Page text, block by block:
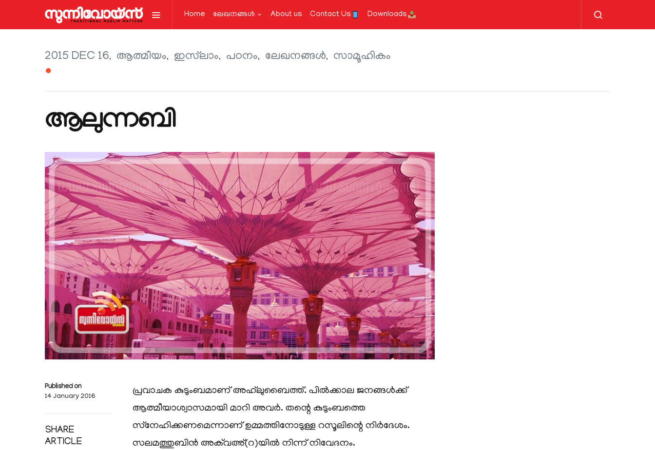
Home ലേഖനങ്ങള്‍ About us Contact Us Downloads
2015 DEC 16 ആത്മീയം ഇസ്‌ലാം പഠനം ലേഖനങ്ങള്‍ സാമൂഹികം
●
ആലുന്നബി
Published on
14 January 2016
SHARE
ARTICLE
പ്രവാചക കുടുംബമാണ് അഹ്‌ലുബൈത്ത്. പിൽക്കാല ജനങ്ങൾക്ക്
ആത്മീയാശ്വാസമായി മാറി അവർ. തന്റെ കുടുംബത്തെ
സ്‌നേഹിക്കണമെന്നാണ് ഉമ്മത്തിനോടുള്ള റസൂലിന്റെ നിർദേശം.
സലമത്തുബിൻ അക്‌വഅ്(റ)യിൽ നിന്ന് നിവേദനം.